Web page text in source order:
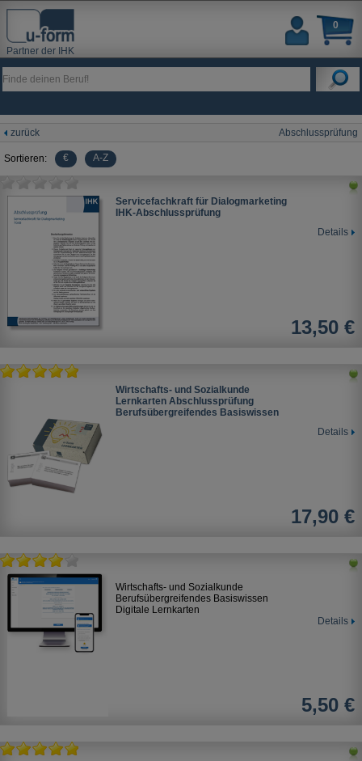
Partner der IHK
0
zurück Abschlussprüfung
Sortieren: € A-Z
Servicefachkraft für Dialogmarketing
IHK-Abschlussprüfung
Details
13,50 €
Wirtschafts- und Sozialkunde
Lernkarten Abschlussprüfung
Berufsübergreifendes Basiswissen
Details
17,90 €
Wirtschafts- und Sozialkunde
Berufsübergreifendes Basiswissen
Digitale Lernkarten
Details
5,50 €